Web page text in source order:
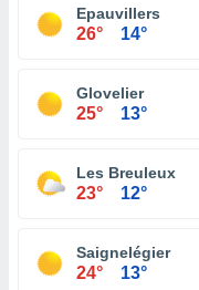
Epauvillers
26° 14°
Glovelier
25° 13°
Les Breuleux
23° 12°
Saignelégier
24° 13°